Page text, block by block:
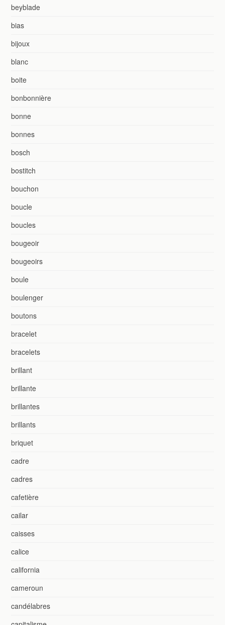
beyblade
bias
bijoux
blanc
boite
bonbonnière
bonne
bonnes
bosch
bostitch
bouchon
boucle
boucles
bougeoir
bougeoirs
boule
boulenger
boutons
bracelet
bracelets
brillant
brillante
brillantes
brillants
briquet
cadre
cadres
cafetière
cailar
caisses
calice
california
cameroun
candélabres